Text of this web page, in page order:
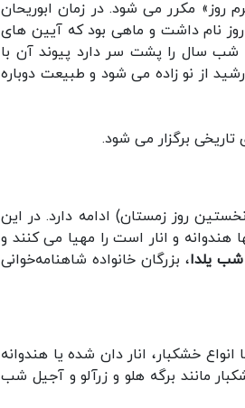
روز» مکرر می شود. در زمان ابوریحان
نام داشت و ماهی بود که آیین های
شب سال را پشت سر دارد پیوند آن با
از نو زاده می شود و طبیعت دوباره
برگزار می شود.
دی (نخستین روز زمستان) ادامه دارد. در این
هندوانه و انار است را مهیا می کنند و
شب یلدا، بزرگان خانواده شاهنامه‌خوانی
خشکبار، انار دان شده یا هندوانه
مانند برگه هلو و زرآلو و آجیل شب